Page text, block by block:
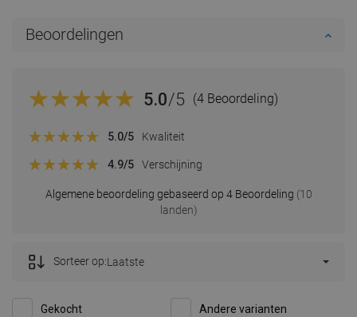
Beoordelingen
5.0/5 (4 Beoordeling)
Algemene beoordeling gebaseerd op 4 Beoordeling (10
landen)
5.0/5 Kwaliteit
4.9/5 Verschijning
Gekocht Andere varianten
Sorteer op:Laatste